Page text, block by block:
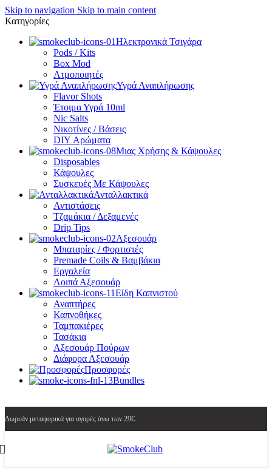
Skip to navigation Skip to main content
Κατηγορίες
Ηλεκτρονικά Τσιγάρα
Pods / Kits
Box Mod
Ατμοποιητές
Υγρά Αναπλήρωσης
Flavor Shots
Έτοιμα Υγρά 10ml
Nic Salts
Νικοτίνες / Βάσεις
DIY Αρώματα
Μιας Χρήσης & Κάψουλες
Disposables
Κάψουλες
Συσκευές Με Κάψουλες
Ανταλλακτικά
Αντιστάσεις
Τζαμάκια / Δεξαμενές
Drip Tips
Αξεσουάρ
Μπαταρίες / Φορτιστές
Premade Coils & Βαμβάκια
Εργαλεία
Λοιπά Αξεσουάρ
Είδη Καπνιστού
Αναπτήρες
Καπνοθήκες
Ταμπακιέρες
Τασάκια
Αξεσουάρ Πούρων
Διάφορα Αξεσουάρ
Προσφορές
Bundles
Δωρεάν μεταφορικά για αγορές άνω των 29€.